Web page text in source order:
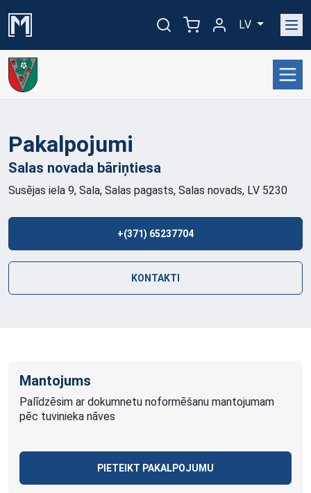
LV
Pakalpojumi
Salas novada bāriņtiesa
Susējas iela 9, Sala, Salas pagasts, Salas novads, LV 5230
+(371) 65237704
KONTAKTI
Mantojums
Palīdzēsim ar dokumnetu noformēšanu mantojumam
pēc tuvinieka nāves
PIETEIKT PAKALPOJUMU